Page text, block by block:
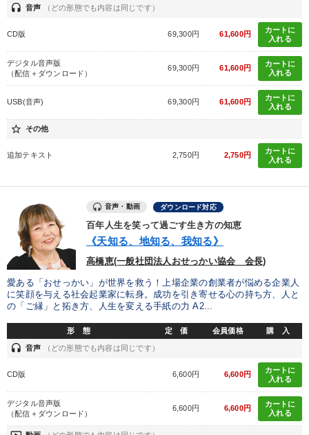
※「更新」を押すと「タグ・キーワード」を更新いただけます。
headset 音声 （どの形態でも内容は同じです）
CD版 69,300円 61,600円
カートに
入れる
デジタル音声版
（配信＋ダウンロード）
69,300円 61,600円
カートに
入れる
USB(音声) 69,300円 61,600円
カートに
入れる
star_border その他
追加テキスト 2,750円 2,750円
カートに
入れる
音声・動画 ダウンロード対応
百年人生を笑って過ごす生き方の知恵
《天知る、地知る、我知る》
高橋恵(一般社団法人おせっかい協会 会長)
愛ある「おせっかい」が世界を救う！上場企業の創業者が悩める企業人
に笑顔を与える社会起業家に転身。成功を引き寄せる心の持ち方、人と
の「ご縁」と拓き方、人生を変える手紙の力 A2...
形 態 定 価 会員価格 購 入
headset 音声 （どの形態でも内容は同じです）
CD版 6,600円 6,600円
カートに
入れる
デジタル音声版
（配信＋ダウンロード）
6,600円 6,600円
カートに
入れる